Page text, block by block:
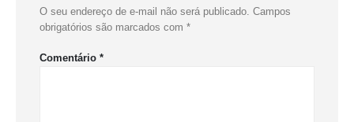
O seu endereço de e-mail não será publicado. Campos
obrigatórios são marcados com *
Comentário *